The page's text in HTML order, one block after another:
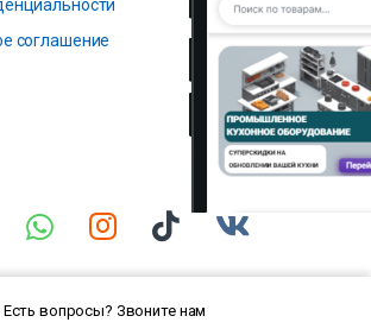
соглашение
Есть вопросы? Звоните нам